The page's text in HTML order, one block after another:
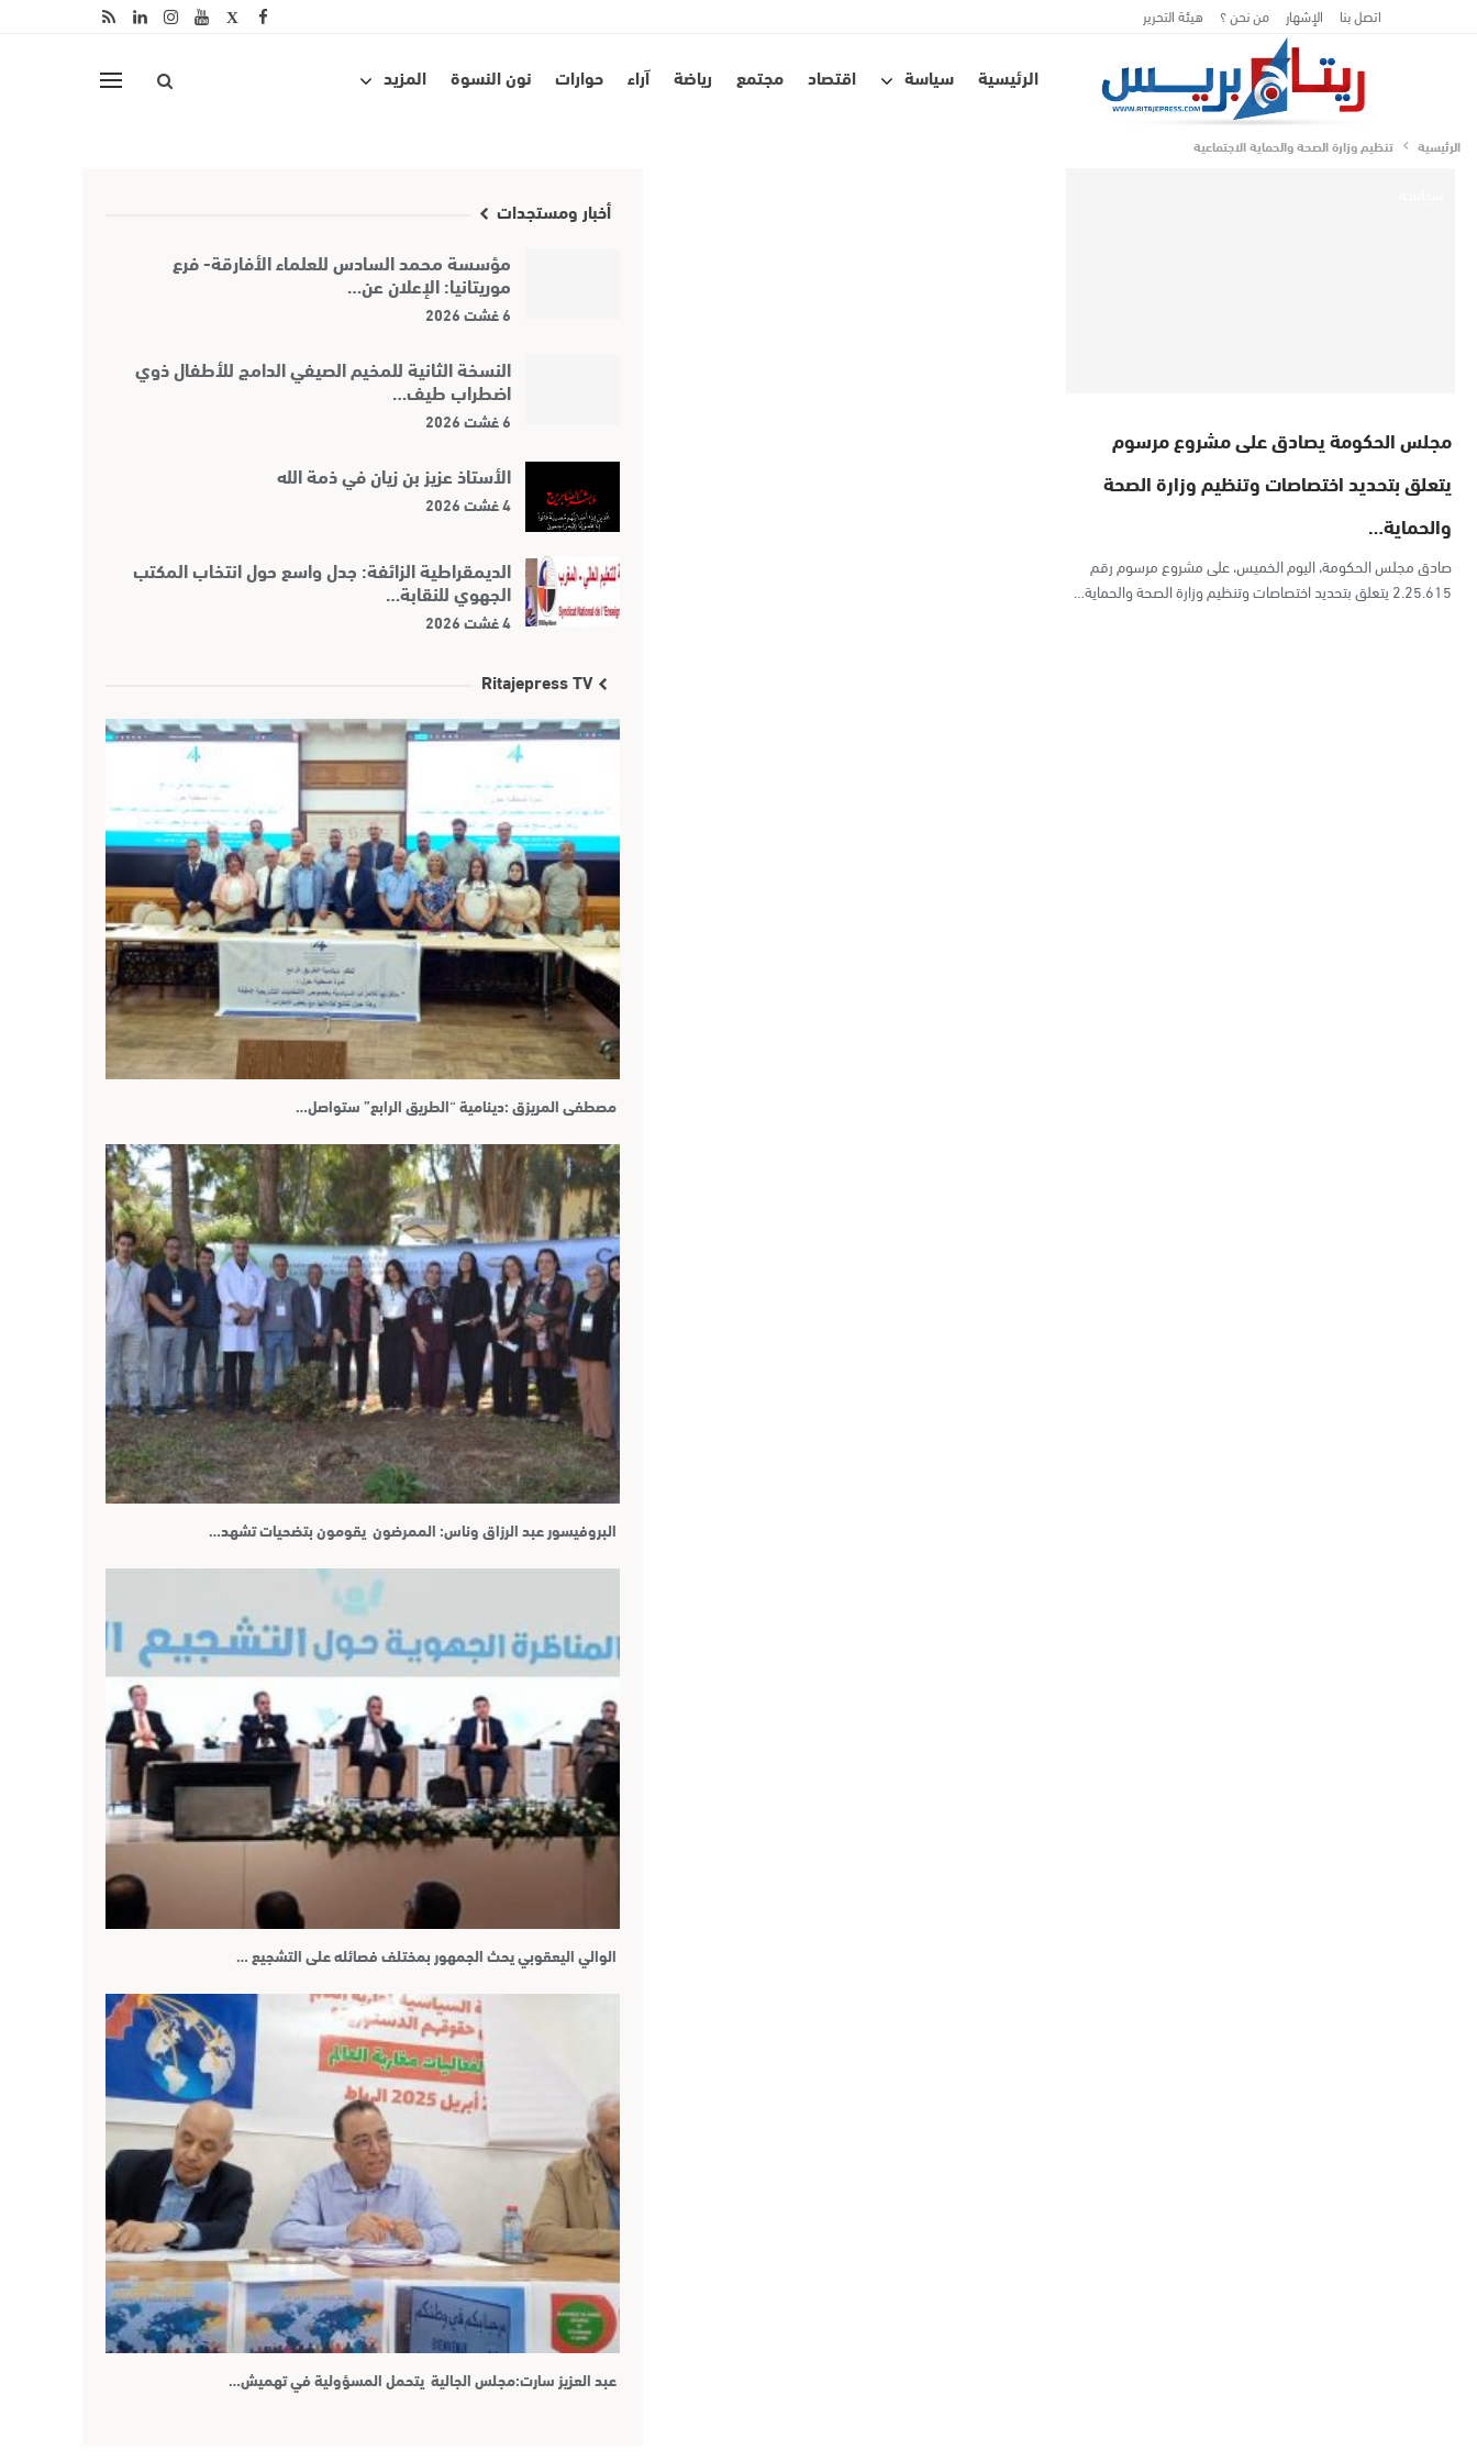
اتصل بنا الإشهار من نحن ؟ هيئة التحرير
الرئيسية سياسة اقتصاد مجتمع رياضة آراء حوارات نون النسوة المزيد
الرئيسية تنظيم وزارة الصحة والحماية الاجتماعية
مجلس الحكومة يصادق على مشروع مرسوم
يتعلق بتحديد اختصاصات وتنظيم وزارة الصحة
والحماية…
صادق مجلس الحكومة، اليوم الخميس، على مشروع مرسوم رقم
2.25.615 يتعلق بتحديد اختصاصات وتنظيم وزارة الصحة والحماية…
أخبار ومستجدات
مؤسسة محمد السادس للعلماء الأفارقة- فرع
موريتانيا: الإعلان عن…
6 غشت 2026
النسخة الثانية للمخيم الصيفي الدامج للأطفال ذوي
اضطراب طيف…
6 غشت 2026
الأستاذ عزيز بن زيان في ذمة الله
4 غشت 2026
الديمقراطية الزائفة: جدل واسع حول انتخاب المكتب
الجهوي للنقابة…
4 غشت 2026
Ritajepress TV
مصطفى المريزق :دينامية “الطريق الرابع” ستواصل…
البروفيسور عبد الرزاق وناس: الممرضون يقومون بتضحيات تشهد…
الوالي اليعقوبي يحث الجمهور بمختلف فصائله على التشجيع …
عبد العزيز سارت:مجلس الجالية يتحمل المسؤولية في تهميش…